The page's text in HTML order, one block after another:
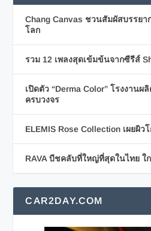
Chang Canvas ชวนสัมผัสบรรยา
โลก
รวม 12 เพลงสุดเข้มข้นจากซีรีส์
เปิดตัว “Derma Color” โรงงานผ
ครบวงจร
ELEMIS Rose Collection เผยผิว
RAVA บีชคลับที่ใหญ่ที่สุดในไทย ใ
CAR2DAY.COM